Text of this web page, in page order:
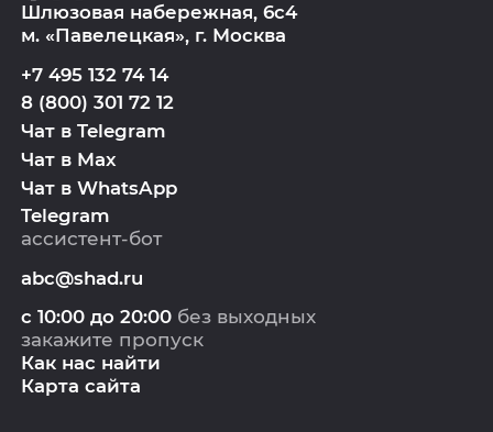
Шлюзовая набережная, 6с4
м. «Павелецкая», г. Москва
+7 495 132 74 14
8 (800) 301 72 12
Чат в Telegram
Чат в Max
Чат в WhatsApp
Telegram
ассистент-бот
abc@shad.ru
с 10:00 до 20:00 без выходных
закажите пропуск
Как нас найти
Карта сайта